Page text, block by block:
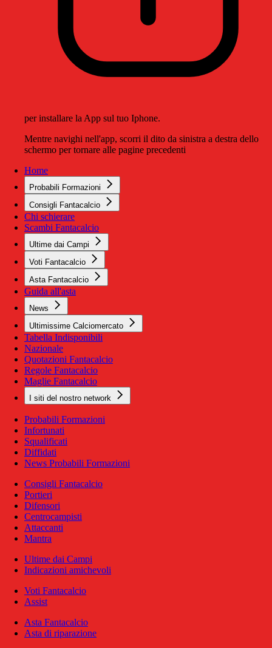
per installare la App sul tuo Iphone.
Mentre navighi nell'app, scorri il dito da sinistra a destra dello
schermo per tornare alle pagine precedenti
Home
Probabili Formazioni
Consigli Fantacalcio
Chi schierare
Scambi Fantacalcio
Ultime dai Campi
Voti Fantacalcio
Asta Fantacalcio
Guida all'asta
News
Ultimissime Calciomercato
Tabella Indisponibili
Nazionale
Quotazioni Fantacalcio
Regole Fantacalcio
Maglie Fantacalcio
I siti del nostro network
Probabili Formazioni
Infortunati
Squalificati
Diffidati
News Probabili Formazioni
Consigli Fantacalcio
Portieri
Difensori
Centrocampisti
Attaccanti
Mantra
Ultime dai Campi
Indicazioni amichevoli
Voti Fantacalcio
Assist
Asta Fantacalcio
Asta di riparazione